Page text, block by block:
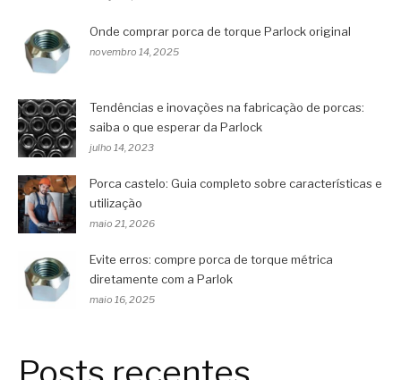
Onde comprar porca de torque Parlock original
novembro 14, 2025
Tendências e inovações na fabricação de porcas:
saiba o que esperar da Parlock
julho 14, 2023
Porca castelo: Guia completo sobre características e
utilização
maio 21, 2026
Evite erros: compre porca de torque métrica
diretamente com a Parlok
maio 16, 2025